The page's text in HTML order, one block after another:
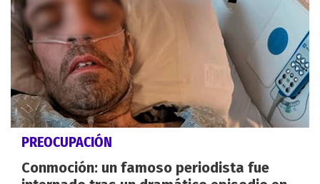
PREOCUPACIÓN
Conmoción: un famoso periodista fue